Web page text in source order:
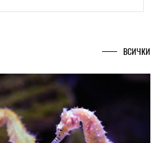
ВСИЧКИ